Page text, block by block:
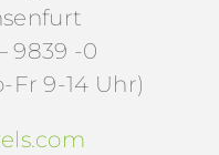
9839 -0
Fr 9-14 Uhr)